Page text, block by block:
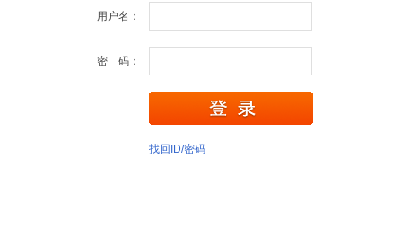
用户名：
密 码：
找回ID/密码